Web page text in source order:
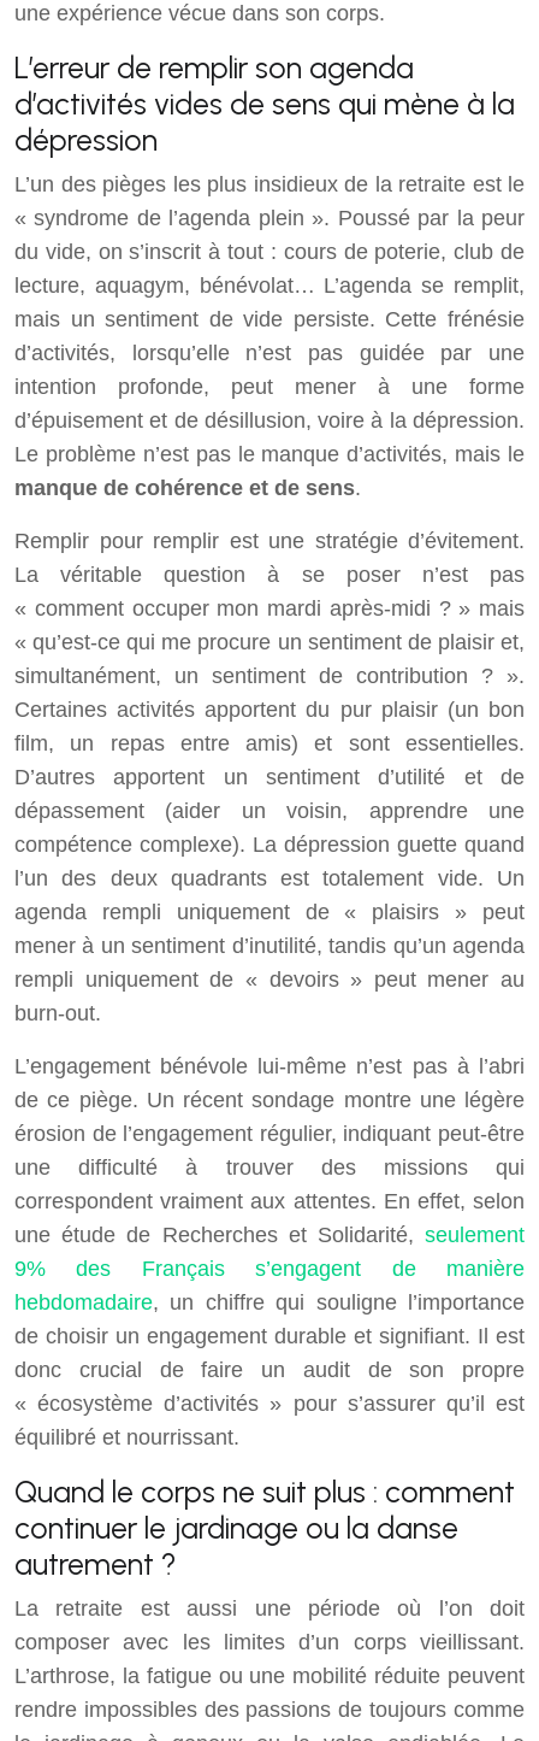
une expérience vécue dans son corps.
L’erreur de remplir son agenda
d’activités vides de sens qui mène à la
dépression
L’un des pièges les plus insidieux de la retraite est le
« syndrome de l’agenda plein ». Poussé par la peur
du vide, on s’inscrit à tout : cours de poterie, club de
lecture, aquagym, bénévolat… L’agenda se remplit,
mais un sentiment de vide persiste. Cette frénésie
d’activités, lorsqu’elle n’est pas guidée par une
intention profonde, peut mener à une forme
d’épuisement et de désillusion, voire à la dépression.
Le problème n’est pas le manque d’activités, mais le
manque de cohérence et de sens.
Remplir pour remplir est une stratégie d’évitement.
La véritable question à se poser n’est pas
« comment occuper mon mardi après-midi ? » mais
« qu’est-ce qui me procure un sentiment de plaisir et,
simultanément, un sentiment de contribution ? ».
Certaines activités apportent du pur plaisir (un bon
film, un repas entre amis) et sont essentielles.
D’autres apportent un sentiment d’utilité et de
dépassement (aider un voisin, apprendre une
compétence complexe). La dépression guette quand
l’un des deux quadrants est totalement vide. Un
agenda rempli uniquement de « plaisirs » peut
mener à un sentiment d’inutilité, tandis qu’un agenda
rempli uniquement de « devoirs » peut mener au
burn-out.
L’engagement bénévole lui-même n’est pas à l’abri
de ce piège. Un récent sondage montre une légère
érosion de l’engagement régulier, indiquant peut-être
une difficulté à trouver des missions qui
correspondent vraiment aux attentes. En effet, selon
une étude de Recherches et Solidarité, seulement
9% des Français s’engagent de manière
hebdomadaire, un chiffre qui souligne l’importance
de choisir un engagement durable et signifiant. Il est
donc crucial de faire un audit de son propre
« écosystème d’activités » pour s’assurer qu’il est
équilibré et nourrissant.
Quand le corps ne suit plus : comment
continuer le jardinage ou la danse
autrement ?
La retraite est aussi une période où l’on doit
composer avec les limites d’un corps vieillissant.
L’arthrose, la fatigue ou une mobilité réduite peuvent
rendre impossibles des passions de toujours comme